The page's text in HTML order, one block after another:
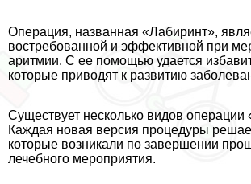
Операция, названная «Лабиринт»,
востребованной и эффективной при
аритмии. С ее помощью удается
которые приводят к развитию
Существует несколько видов операции
Каждая новая версия процедуры
которые возникали по завершении
лечебного мероприятия.